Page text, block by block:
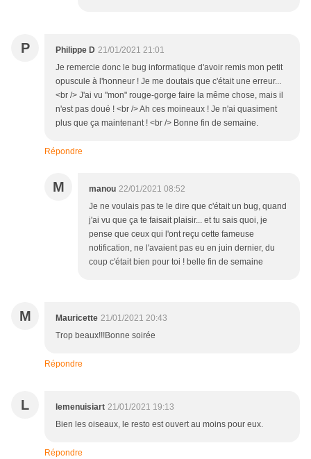
P Philippe D 21/01/2021 21:01
Je remercie donc le bug informatique d'avoir remis mon petit
opuscule à l'honneur ! Je me doutais que c'était une erreur...
<br /> J'ai vu "mon" rouge-gorge faire la même chose, mais il
n'est pas doué ! <br /> Ah ces moineaux ! Je n'ai quasiment
plus que ça maintenant ! <br /> Bonne fin de semaine.
Répondre
M manou 22/01/2021 08:52
Je ne voulais pas te le dire que c'était un bug, quand
j'ai vu que ça te faisait plaisir... et tu sais quoi, je
pense que ceux qui l'ont reçu cette fameuse
notification, ne l'avaient pas eu en juin dernier, du
coup c'était bien pour toi ! belle fin de semaine
M Mauricette 21/01/2021 20:43
Trop beaux!!!Bonne soirée
Répondre
L lemenuisiart 21/01/2021 19:13
Bien les oiseaux, le resto est ouvert au moins pour eux.
Répondre